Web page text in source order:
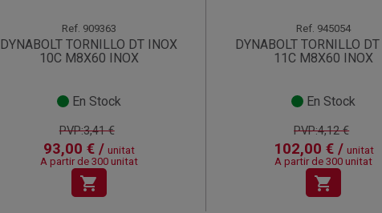
Ref. 909363
DYNABOLT TORNILLO DT INOX
10C M8X60 INOX
En Stock
PVP:3,41 €
93,00 € / unitat
A partir de 300 unitat
shopping_cart
Ref. 945054
DYNABOLT TORNILLO
11C M8X60 INOX
En Stock
PVP:4,12 €
102,00 € / unitat
A partir de 300 unitat
shopping_cart